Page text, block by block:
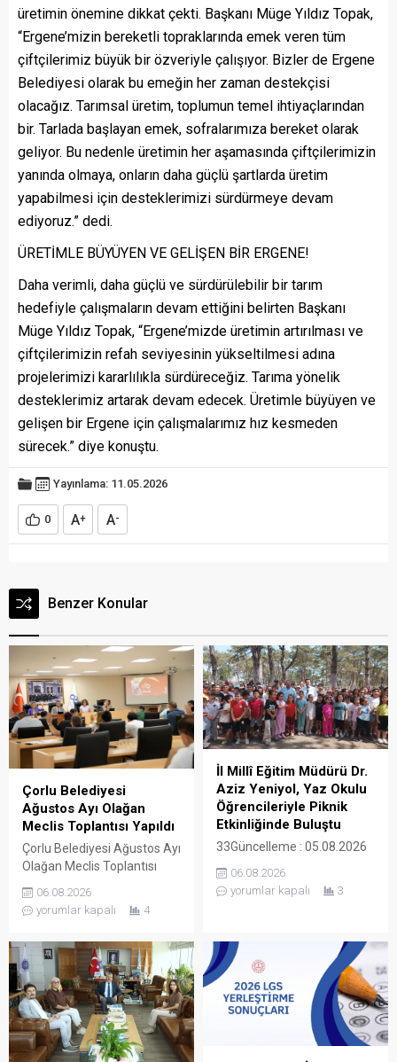
üretimin önemine dikkat çekti. Başkanı Müge Yıldız Topak,
“Ergene’mizin bereketli topraklarında emek veren tüm
çiftçilerimiz büyük bir özveriyle çalışıyor. Bizler de Ergene
Belediyesi olarak bu emeğin her zaman destekçisi
olacağız. Tarımsal üretim, toplumun temel ihtiyaçlarından
bir. Tarlada başlayan emek, sofralarımıza bereket olarak
geliyor. Bu nedenle üretimin her aşamasında çiftçilerimizin
yanında olmaya, onların daha güçlü şartlarda üretim
yapabilmesi için desteklerimizi sürdürmeye devam
ediyoruz.” dedi.
ÜRETİMLE BÜYÜYEN VE GELİŞEN BİR ERGENE!
Daha verimli, daha güçlü ve sürdürülebilir bir tarım
hedefiyle çalışmaların devam ettiğini belirten Başkanı
Müge Yıldız Topak, “Ergene’mizde üretimin artırılması ve
çiftçilerimizin refah seviyesinin yükseltilmesi adına
projelerimizi kararlılıkla sürdüreceğiz. Tarıma yönelik
desteklerimiz artarak devam edecek. Üretimle büyüyen ve
gelişen bir Ergene için çalışmalarımız hız kesmeden
sürecek.” diye konuştu.
Yayınlama: 11.05.2026
0 A+ A-
Benzer Konular
Çorlu Belediyesi
Ağustos Ayı Olağan
Meclis Toplantısı Yapıldı
Çorlu Belediyesi Ağustos Ayı
Olağan Meclis Toplantısı
Başkanı Ahmet Sarıkurt’un
başkanlığında Çorlu
gerçekleştirilen toplantıda
gündem maddeleri
görüşülerek karara bağlandı.
Gündem maddelerinin
görüşülmesine geçilmeden
önce iki ek gündem
06.08.2026
yorumlar kapalı
4
İl Millî Eğitim Müdürü Dr.
Aziz Yeniyol, Yaz Okulu
Öğrencileriyle Piknik
Etkinliğinde Buluştu
33Güncelleme : 05.08.2026
16:43Yayın : 05.08.2026
13:50 Yaz okulu etkinlikleri
kapsamında Ergene
okullarında eğitim gören
öğrenciler için piknik etkinliği
düzenlendi. Etkinliğe katılan
İl Millî Eğitim Müdürü Dr.
Aziz Yeniyol, öğrenciler,
öğretmenler ve velilerle bir
06.08.2026
yorumlar kapalı
3